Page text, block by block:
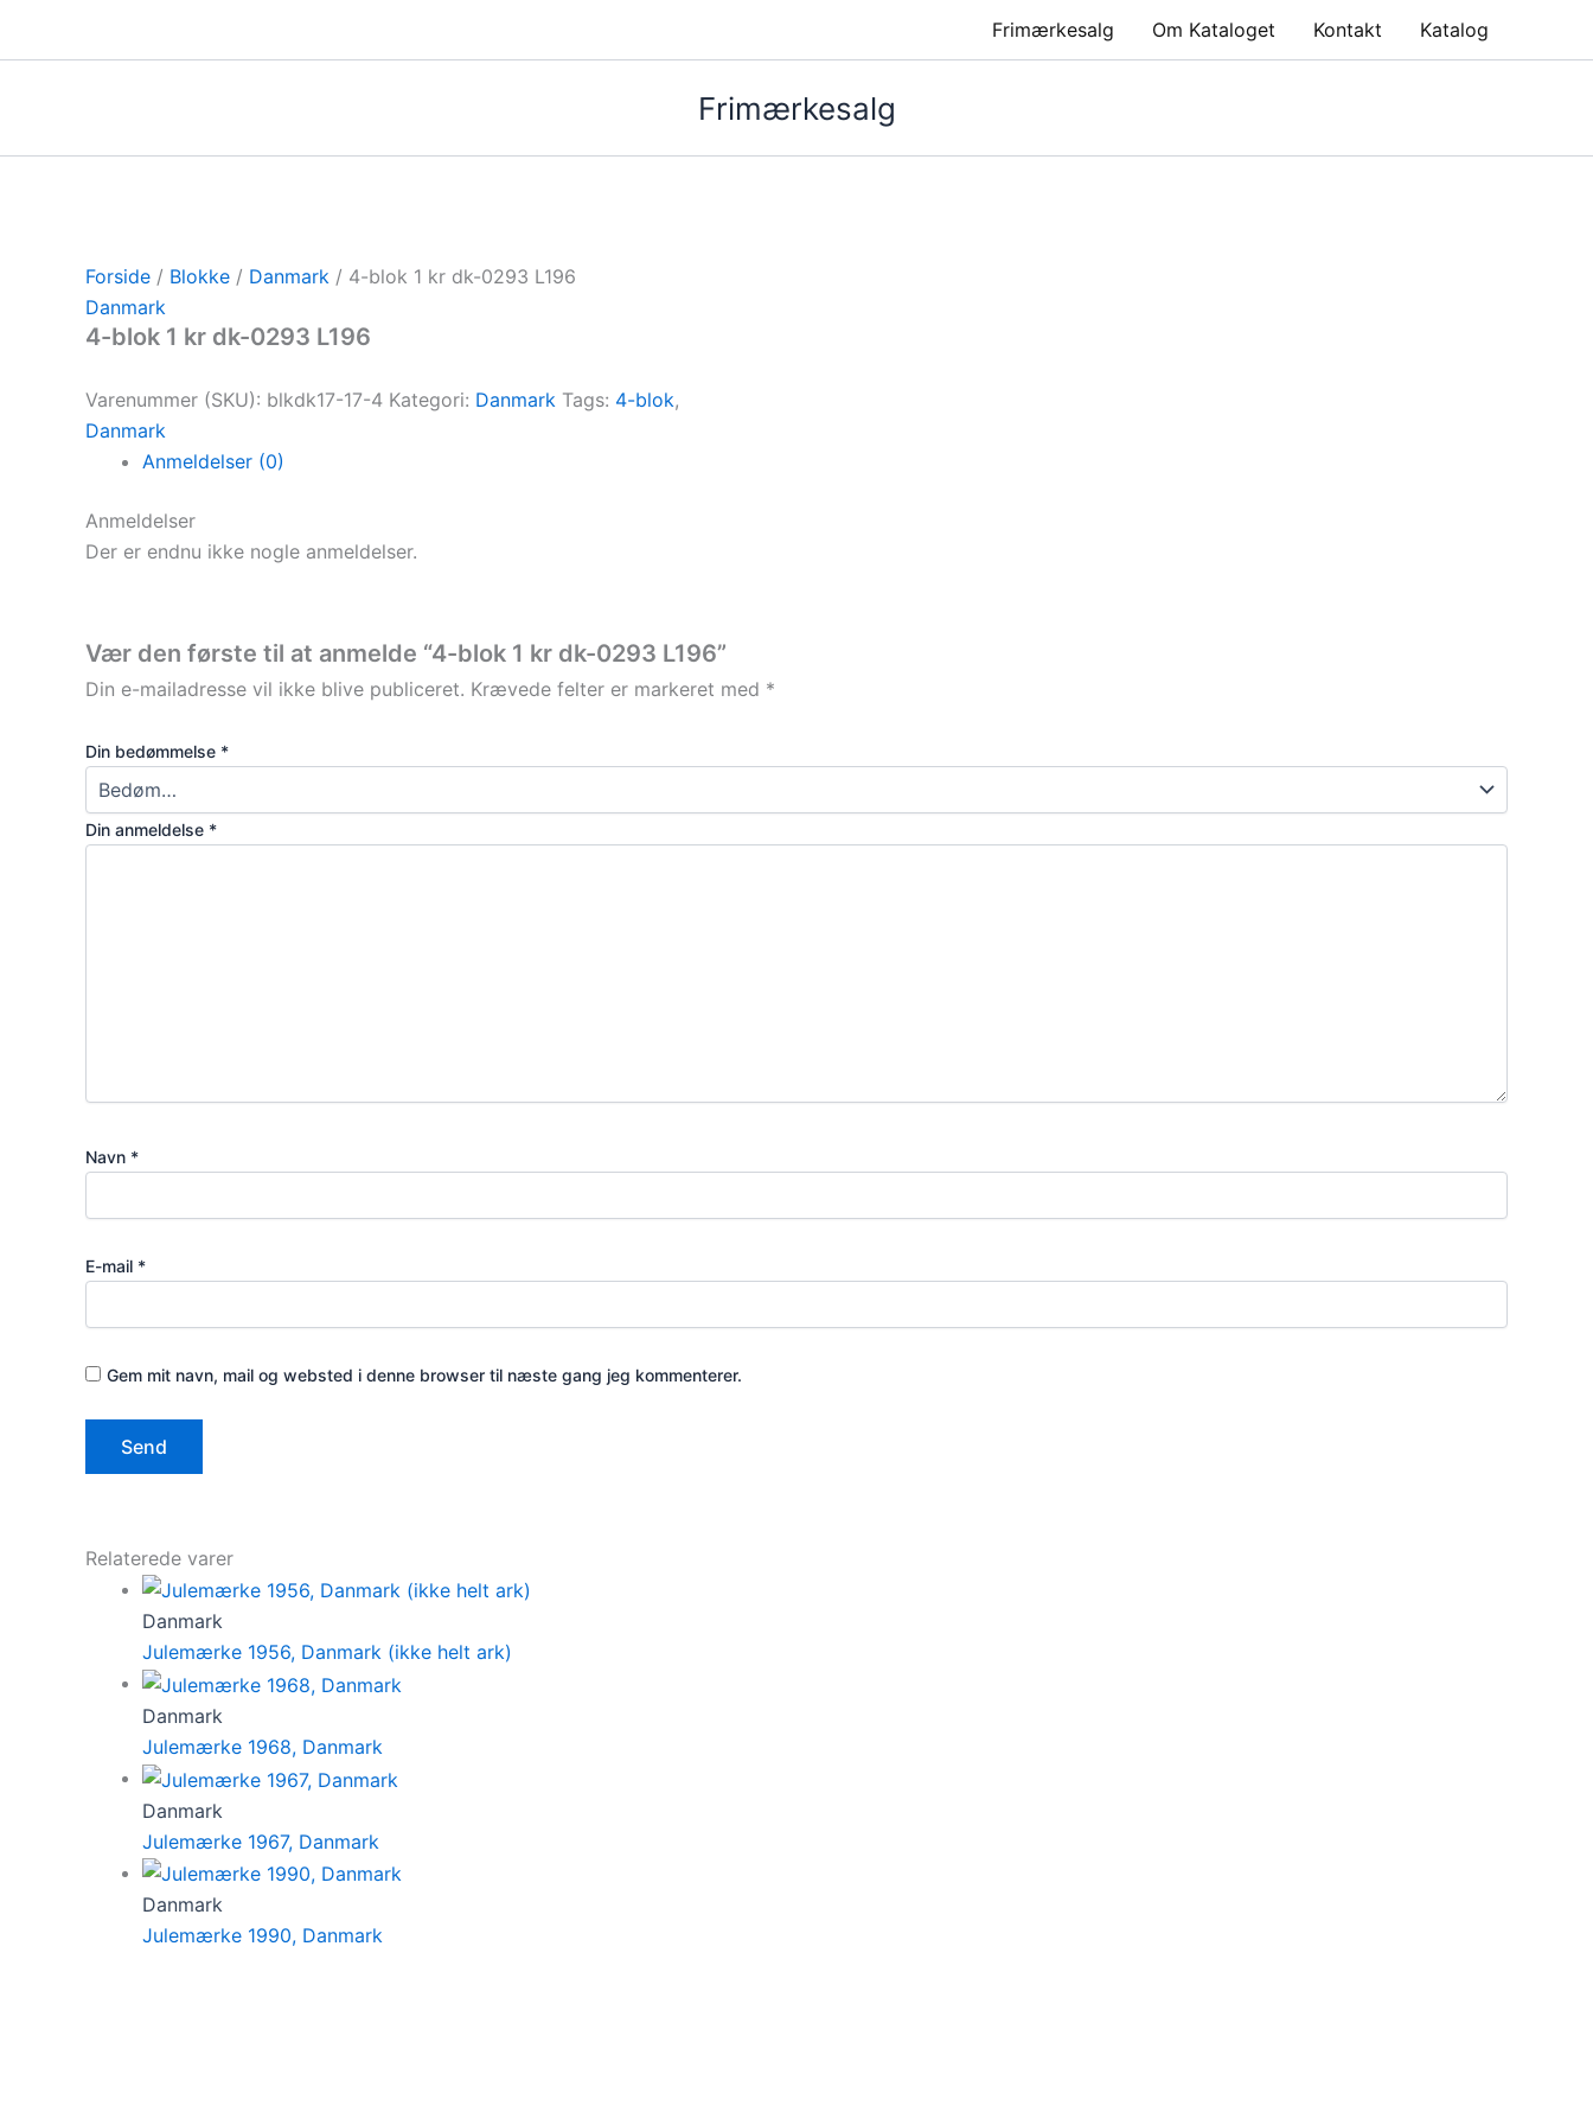
Frimærkesalg Om Kataloget Kontakt Katalog
Frimærkesalg
Forside / Blokke / Danmark / 4-blok 1 kr dk-0293 L196
Danmark
4-blok 1 kr dk-0293 L196
Varenummer (SKU): blkdk17-17-4 Kategori: Danmark Tags: 4-blok,
Danmark
Anmeldelser (0)
Anmeldelser
Der er endnu ikke nogle anmeldelser.
Vær den første til at anmelde “4-blok 1 kr dk-0293 L196”
Din e-mailadresse vil ikke blive publiceret. Krævede felter er markeret med *
Din bedømmelse *
Din anmeldelse *
Navn *
E-mail *
Gem mit navn, mail og websted i denne browser til næste gang jeg kommenterer.
Relaterede varer
Danmark
Julemærke 1956, Danmark (ikke helt ark)
Danmark
Julemærke 1968, Danmark
Danmark
Julemærke 1967, Danmark
Danmark
Julemærke 1990, Danmark